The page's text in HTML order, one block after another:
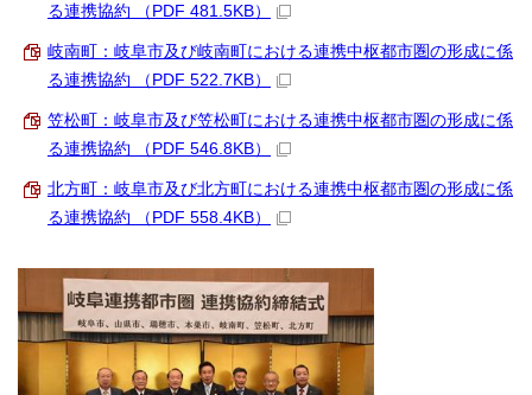
る連携協約 （PDF 481.5KB）
岐南町：岐阜市及び岐南町における連携中枢都市圏の形成に係
る連携協約 （PDF 522.7KB）
笠松町：岐阜市及び笠松町における連携中枢都市圏の形成に係
る連携協約 （PDF 546.8KB）
北方町：岐阜市及び北方町における連携中枢都市圏の形成に係
る連携協約 （PDF 558.4KB）